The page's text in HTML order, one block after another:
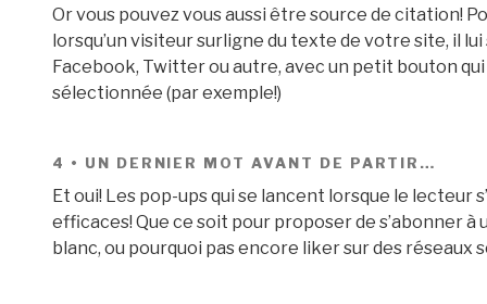
Or vous pouvez vous aussi être source de citation!
lorsqu’un visiteur surligne du texte de votre site, il
Facebook, Twitter ou autre, avec un petit bouton
sélectionnée (par exemple!)
4 • UN DERNIER MOT AVANT DE PARTIR…
Et oui! Les pop-ups qui se lancent lorsque le lecteur
efficaces! Que ce soit pour proposer de s’abonner
blanc, ou pourquoi pas encore liker sur des réseaux